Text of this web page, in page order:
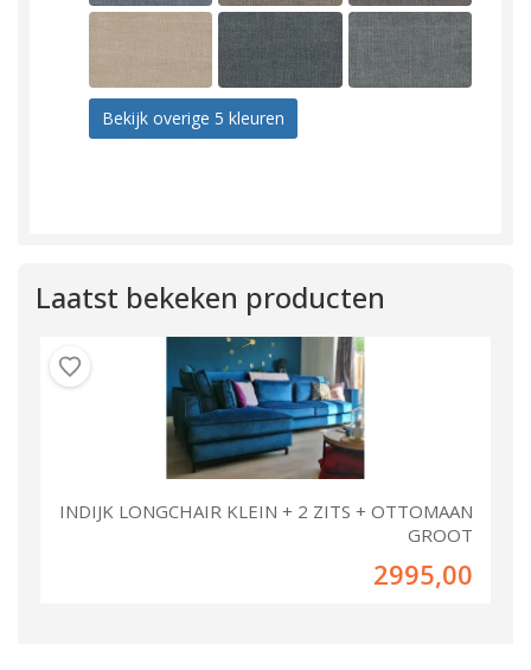
Bekijk overige 5 kleuren
Laatst bekeken producten
INDIJK LONGCHAIR KLEIN + 2 ZITS + OTTOMAAN
GROOT
2995,00